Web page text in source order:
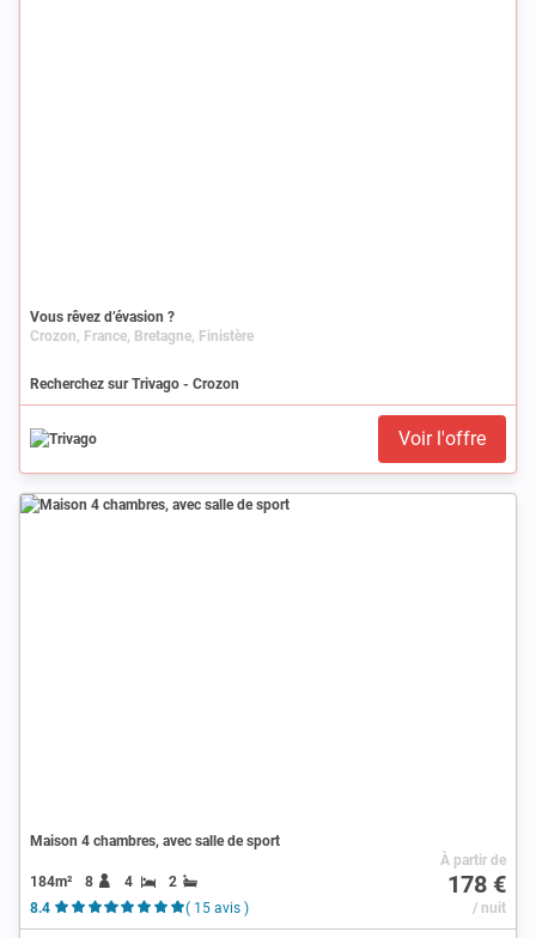
Vous rêvez d’évasion ?
Crozon, France, Bretagne, Finistère
Recherchez sur Trivago - Crozon
Voir l'offre
Maison 4 chambres, avec salle de sport
184m² 8 4
2
8.4
( 15 avis )
À partir de
178 €
/ nuit